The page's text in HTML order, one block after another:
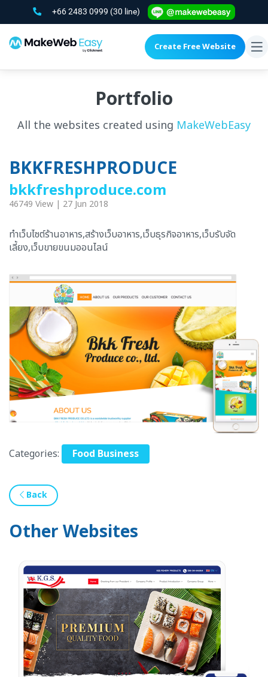
+66 2483 0999 (30 line)
Create Free Website
Portfolio
All the websites created using MakeWebEasy
BKKFRESHPRODUCE
bkkfreshproduce.com
46749 View | 27 Jun 2018
ทำเว็บไซต์ร้านอาหาร,สร้างเว็บอาหาร,เว็บธุรกิจอาหาร,เว็บรับจัด
เลี้ยง,เว็บขายขนมออนไลน์
Categories: Food Business
Back
Other Websites